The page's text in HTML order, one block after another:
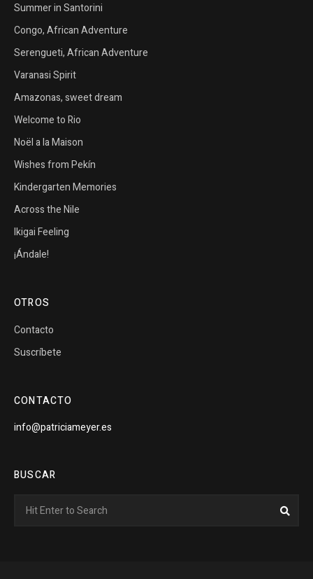
Summer in Santorini
Congo, African Adventure
Serengueti, African Adventure
Varanasi Spirit
Amazonas, sweet dream
Welcome to Rio
Noël a la Maison
Wishes from Pekín
Kindergarten Memories
Across the Nile
Ikigai Feeling
¡Ándale!
OTROS
Contacto
Suscríbete
CONTACTO
info@patriciameyer.es
BUSCAR
for: